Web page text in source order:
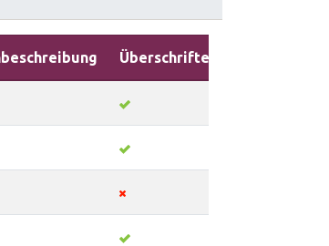
Überschriften